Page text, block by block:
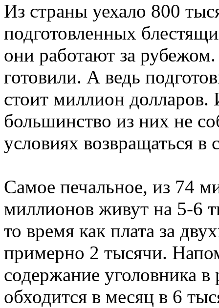
Из страны уехало 800
подготовленных
они работают за
готовили. А ведь
стоит миллион долларов.
большинство из них не
условиях возвращаться в
Самое печальное, из 74
миллионов живут на 5-6
то время как плата за
примерно 2 тысячи.
содержание уголовника
обходится в месяц в 6